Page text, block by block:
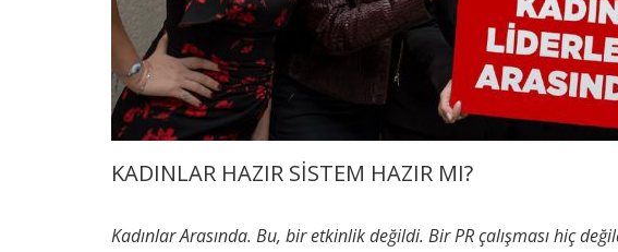
KADINLAR HAZIR SİSTEM HAZIR MI?
Kadınlar Arasında. Bu, bir etkinlik değildi. Bir PR çalışması hiç